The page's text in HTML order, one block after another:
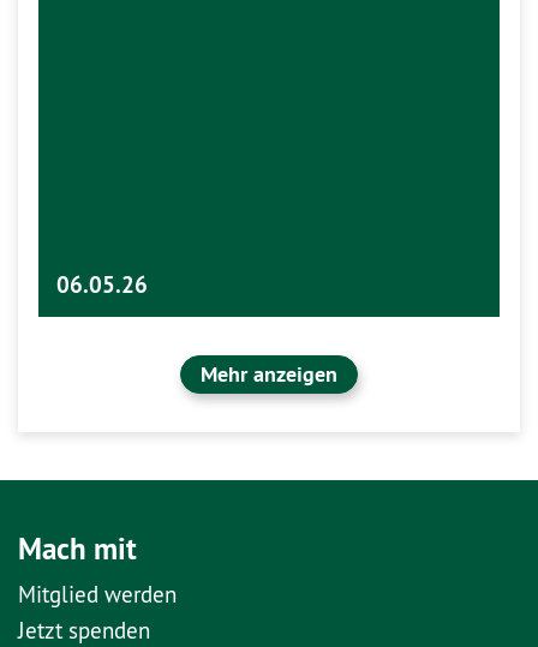
06.05.26
Mehr anzeigen
Mach mit
Mitglied werden
Jetzt spenden